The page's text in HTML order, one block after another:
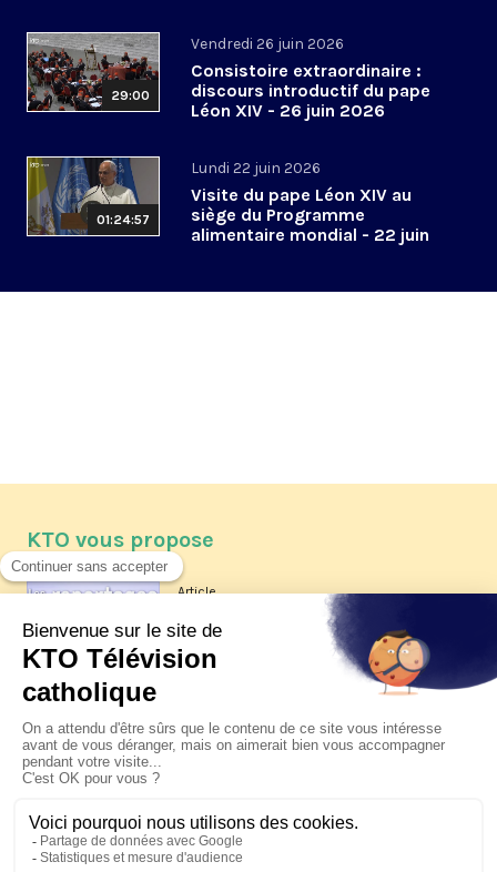
29:00
Vendredi 26 juin 2026
Consistoire extraordinaire :
discours introductif du pape
Léon XIV - 26 juin 2026
01:24:57
Lundi 22 juin 2026
Visite du pape Léon XIV au
siège du Programme
alimentaire mondial - 22 juin
KTO vous propose
Article
Les reportages d'été 2026 de KTO
La visite pastorale du pape Léon
XIV à Assise à suivre sur KTO le
jeudi 6 août
Le pape en Uruguay, Argentine et
Pérou du 6 au 17 novembre 2026